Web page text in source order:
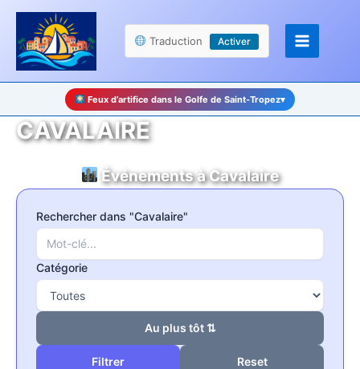
Panneau de gestion des cookies
Aller
contenu
Traduction Activer
Feux d’artifice dans le Golfe de Saint-Tropez▾
CAVALAIRE
Événements à Cavalaire
Rechercher dans "Cavalaire"
Catégorie
Au plus tôt ⇅
Reset